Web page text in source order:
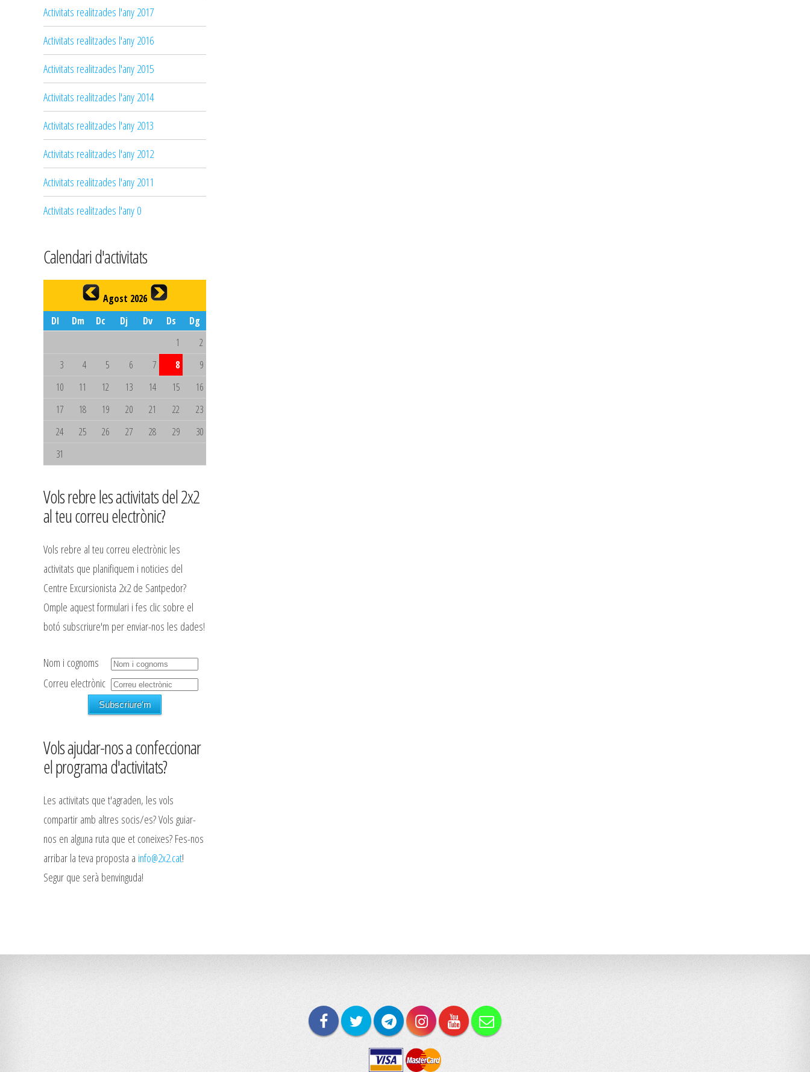
Activitats realitzades l'any 2017
Activitats realitzades l'any 2016
Activitats realitzades l'any 2015
Activitats realitzades l'any 2014
Activitats realitzades l'any 2013
Activitats realitzades l'any 2012
Activitats realitzades l'any 2011
Activitats realitzades l'any 0
Calendari d'activitats
Agost 2026
Dl
Dm Dc Dj Dv Ds
Dg
1
2
3
4 5 6 7 8
9
10
11 12 13 14 15
16
17
18 19 20 21 22
23
24
25 26 27 28 29
30
31
Vols rebre les activitats del 2x2
al teu correu electrònic?
Vols rebre al teu correu electrònic les
activitats que planifiquem i noticies del
Centre Excursionista 2x2 de Santpedor?
Omple aquest formulari i fes clic sobre el
botó subscriure'm per enviar-nos les dades!
Nom i cognoms
Correu electrònic
Vols ajudar-nos a confeccionar
el programa d'activitats?
Les activitats que t'agraden, les vols
compartir amb altres socis/es? Vols guiar-
nos en alguna ruta que et coneixes? Fes-nos
arribar la teva proposta a info@2x2.cat!
Segur que serà benvinguda!